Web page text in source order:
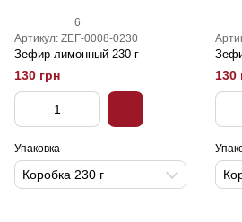
6
Артикул: ZEF-0008-0230
Зефир лимонный 230 г
130 грн
Упаковка
Коробка 230 г
130